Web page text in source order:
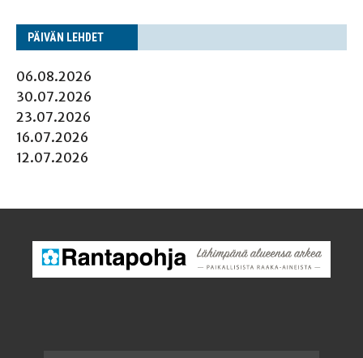
PÄI­VÄN LEHDET
06.08.2026
30.07.2026
23.07.2026
16.07.2026
12.07.2026